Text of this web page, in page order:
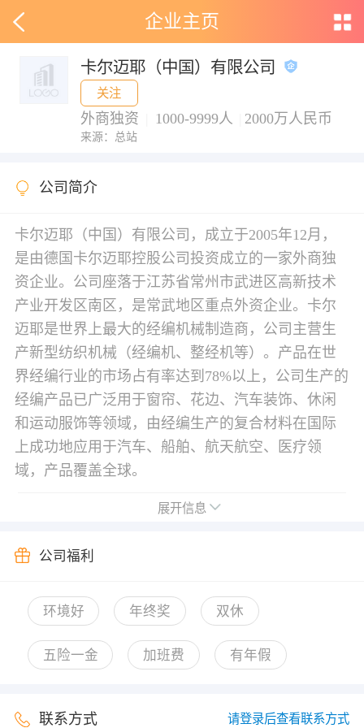
企业主页
卡尔迈耶（中国）有限公司
关注
外商独资 1000-9999人 2000万人民币
来源：总站
公司简介
卡尔迈耶（中国）有限公司，成立于2005年12月，
是由德国卡尔迈耶控股公司投资成立的一家外商独
资企业。公司座落于江苏省常州市武进区高新技术
产业开发区南区，是常武地区重点外资企业。卡尔
迈耶是世界上最大的经编机械制造商，公司主营生
产新型纺织机械（经编机、整经机等）。产品在世
界经编行业的市场占有率达到78%以上，公司生产的
经编产品已广泛用于窗帘、花边、汽车装饰、休闲
和运动服饰等领域，由经编生产的复合材料在国际
上成功地应用于汽车、船舶、航天航空、医疗领
域，产品覆盖全球。
展开信息
公司福利
环境好 年终奖 双休
五险一金 加班费 有年假
联系方式 请登录后查看联系方式